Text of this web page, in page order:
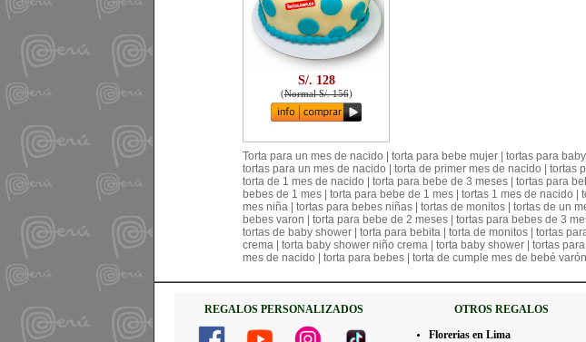
S/. 128
(Normal S/. 156)
Torta para un mes de nacido | torta para bebe mujer | tortas para
tortas para un mes de nacido | torta de primer mes de nacido | tortas
torta de 1 mes de nacido | torta para bebe de 3 meses | tortas para
bebes de 1 mes | torta para bebe de 1 mes | tortas 1 mes de nacido
mes niña | tortas para bebes niñas | tortas de monitos | tortas de un
bebes varon | torta para bebe de 2 meses | tortas para bebes de 3
tortas de baby shower | torta para bebita | torta de monitos | tortas
crema | torta baby shower niño crema | torta baby shower | tortas
mes de nacido | torta para bebes | torta de cumple mes de bebé
REGALOS PERSONALIZADOS OTROS REGALOS
Florerias en Lima